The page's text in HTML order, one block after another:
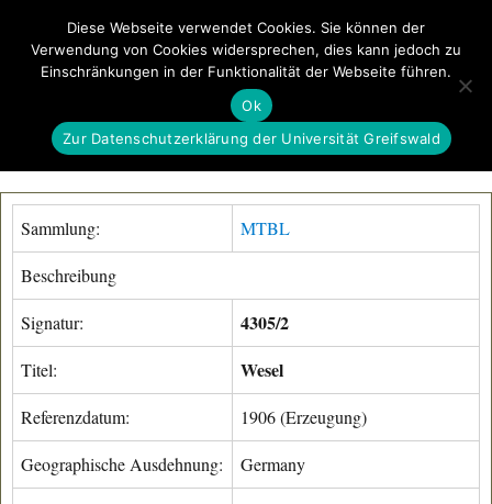
GeoGREIF MENÜ
Sammlung: MTBL
Beschreibung
Signatur: 4305/2
Titel: Wesel
Referenzdatum: 1906 (Erzeugung)
Geographische Ausdehnung: Germany
Diese Webseite verwendet Cookies. Sie können der
Verwendung von Cookies widersprechen, dies kann jedoch zu
Einschränkungen in der Funktionalität der Webseite führen.
Ok
Zur Datenschutzerklärung der Universität Greifswald